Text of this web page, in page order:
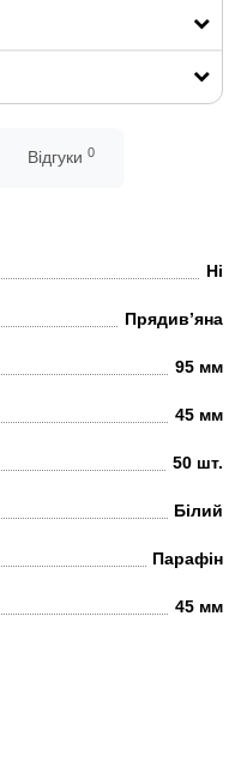
Відгуки 0
Ні
Прядив’яна
95 мм
45 мм
50 шт.
Білий
Парафін
45 мм